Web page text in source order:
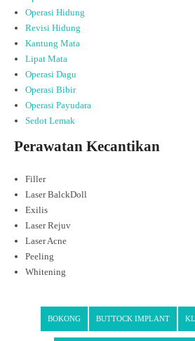
Operasi Hidung
Revisi Hidung
Kantung Mata
Lipat Mata
Operasi Dagu
Operasi Bibir
Operasi Payudara
Sedot Lemak
Perawatan Kecantikan
Filler
Laser BalckDoll
Exilis
Laser Rejuv
Laser Acne
Peeling
Whitening
BOKONG BUTTOCK IMPLANT